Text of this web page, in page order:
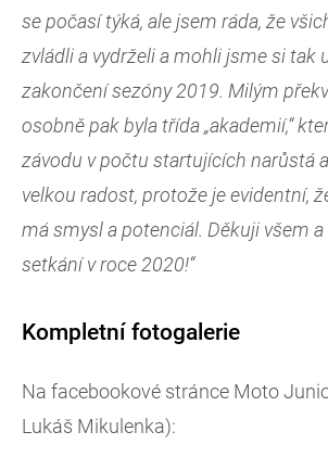
se počasí týká, ale jsem ráda, že
zvládli a vydrželi a mohli jsme si tak
zakončení sezóny 2019. Milým
osobně pak byla třída „akademií,“
závodu v počtu startujících narůstá
velkou radost, protože je evidentní,
má smysl a potenciál. Děkuji všem
setkání v roce 2020!“
Kompletní fotogalerie
Na facebookové stránce Moto
Lukáš Mikulenka):